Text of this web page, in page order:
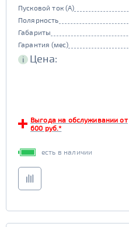
Пусковой ток (А)
Полярность
Габариты
Гарантия (мес)
i Цена:
Выгода на обслуживании от
600 руб.*
есть в наличии